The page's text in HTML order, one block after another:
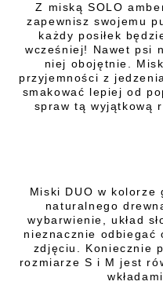
Z miską SOLO
zapewnisz swojemu
każdy posiłek
wcześniej! Nawet psi
niej obojętnie.
przyjemności z
smakować lepiej od
spraw tą wyjątkową
Miski DUO w kolorze
naturalnego
wybarwienie, układ
nieznacznie odbiegać
zdjęciu. Koniecznie
rozmiarze S i M jest